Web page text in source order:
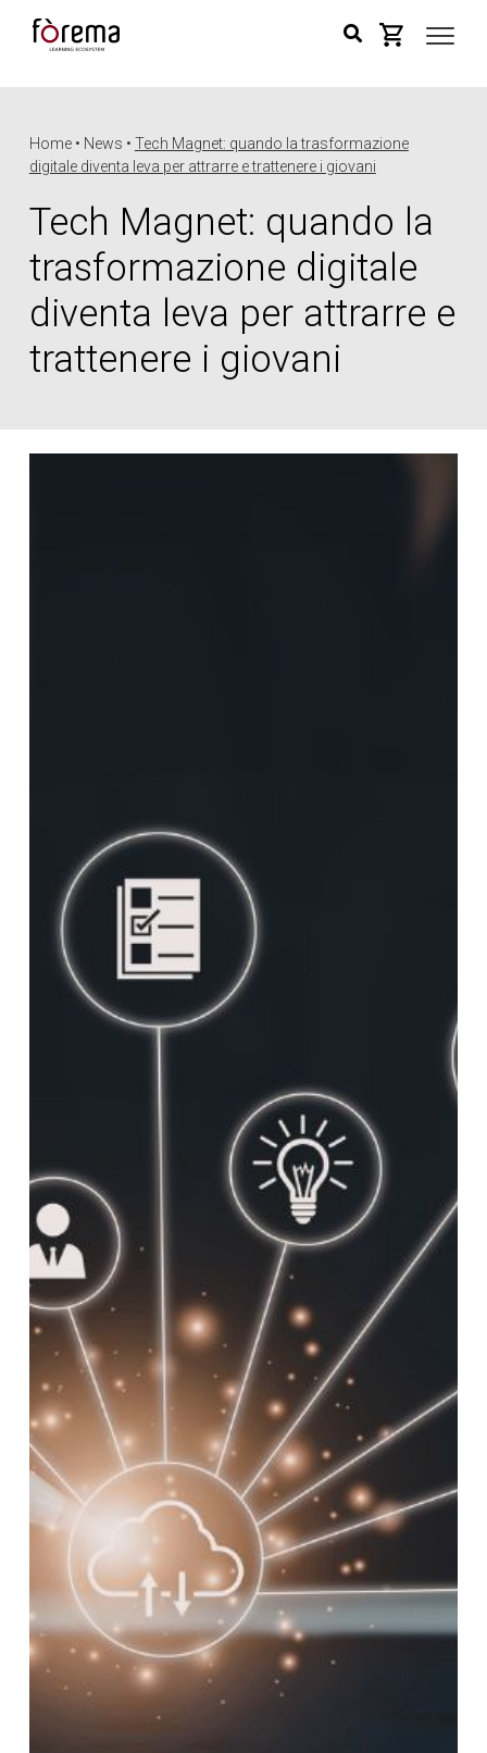
Home • News • Tech Magnet: quando la trasformazione
digitale diventa leva per attrarre e trattenere i giovani
Tech Magnet: quando la
trasformazione digitale
diventa leva per attrarre e
trattenere i giovani